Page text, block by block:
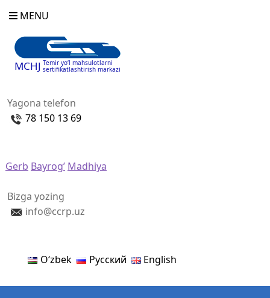
MENU
MCHJ Temir yo‘l mahsulotlarni
sertifikatlashtirish markazi
Yagona telefon
78 150 13 69
Gerb Bayrog’ Madhiya
Bizga yozing
info@ccrp.uz
Oʻzbek Русский English